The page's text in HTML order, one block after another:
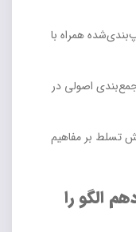
همراه با
اصولی در
تسلط بر مفاهیم
الگو را